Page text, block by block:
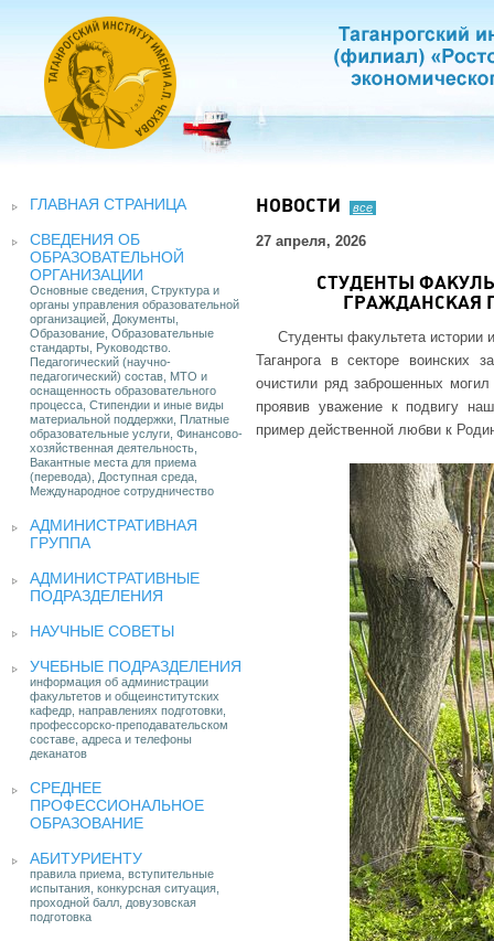
ГЛАВНАЯ СТРАНИЦА
СВЕДЕНИЯ ОБ
ОБРАЗОВАТЕЛЬНОЙ
ОРГАНИЗАЦИИ
Основные сведения, Структура и
органы управления образовательной
организацией, Документы,
Образование, Образовательные
стандарты, Руководство.
Педагогический (научно-
педагогический) состав, МТО и
оснащенность образовательного
процесса, Стипендии и иные виды
материальной поддержки, Платные
образовательные услуги, Финансово-
хозяйственная деятельность,
Вакантные места для приема
(перевода), Доступная среда,
Международное сотрудничество
АДМИНИСТРАТИВНАЯ
ГРУППА
АДМИНИСТРАТИВНЫЕ
ПОДРАЗДЕЛЕНИЯ
НАУЧНЫЕ СОВЕТЫ
УЧЕБНЫЕ ПОДРАЗДЕЛЕНИЯ
информация об администрации
факультетов и общеинститутских
кафедр, направлениях подготовки,
профессорско-преподавательском
составе, адреса и телефоны
деканатов
СРЕДНЕЕ
ПРОФЕССИОНАЛЬНОЕ
ОБРАЗОВАНИЕ
АБИТУРИЕНТУ
правила приема, вступительные
испытания, конкурсная ситуация,
проходной балл, довузовская
подготовка
НОВОСТИ все
27 апреля, 2026
СТУДЕНТЫ
ГРАЖДАНСКАЯ
Студенты факультета истории
Таганрога в секторе воинских
очистили ряд заброшенных
проявив уважение к подвигу
пример действенной любви к